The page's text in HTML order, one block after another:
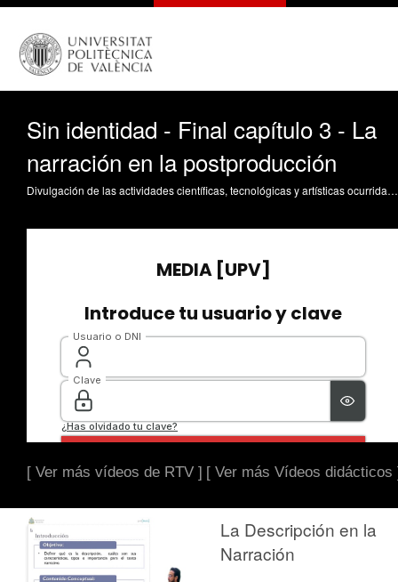
Sin identidad - Final capítulo 3 - La
narración en la postproducción
Divulgación de las actividades científicas, tecnológicas y artísticas ocurridas en los tres campus de la UPV
[ Ver más vídeos de RTV ] [ Ver más Vídeos didácticos
La Descripción en la
Narración